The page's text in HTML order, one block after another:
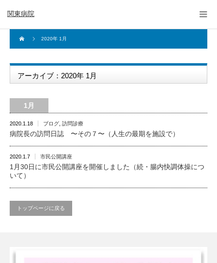
関東病院
2020年 1月
アーカイブ：2020年 1月
1月
2020.1.18 ブログ 訪問診療
病院長の訪問日誌 〜その７〜（人生の最期を施設で）
2020.1.7 市民公開講座
1月30日に市民公開講座を開催しました（続・腸内快調体操につ
いて）
トップページに戻る